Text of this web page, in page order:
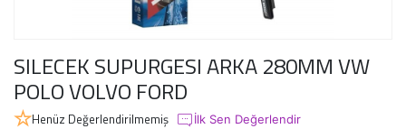
SILECEK SUPURGESI ARKA 280MM VW
POLO VOLVO FORD
Henüz Değerlendirilmemiş İlk Sen Değerlendir